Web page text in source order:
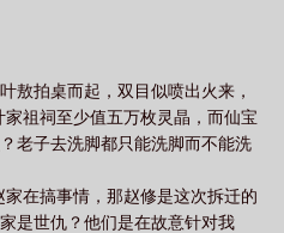
敖拍桌而起，双目似喷出火来，
祖祠至少值五万枚灵晶，而仙宝
老子去洗脚都只能洗脚而不能洗
在搞事情，那赵修是这次拆迁的
是世仇？他们是在故意针对我